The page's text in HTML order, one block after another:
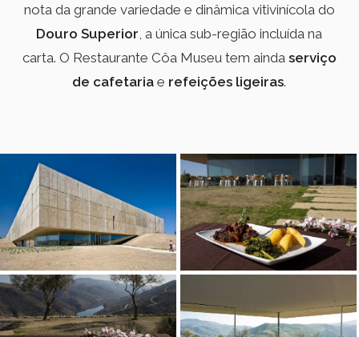
nota da grande variedade e dinâmica vitivinícola do
Douro Superior , a única sub-região incluída na
carta. O Restaurante Côa Museu tem ainda serviço
de cafetariae refeições ligeiras.